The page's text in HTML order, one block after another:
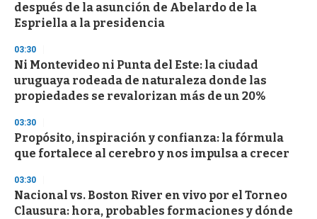
después de la asunción de Abelardo de la
Espriella a la presidencia
03:30
Ni Montevideo ni Punta del Este: la ciudad
uruguaya rodeada de naturaleza donde las
propiedades se revalorizan más de un 20%
03:30
Propósito, inspiración y confianza: la fórmula
que fortalece al cerebro y nos impulsa a crecer
03:30
Nacional vs. Boston River en vivo por el Torneo
Clausura: hora, probables formaciones y dónde